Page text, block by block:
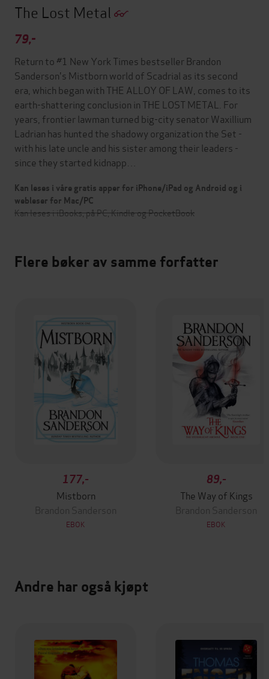
The Lost Metal
79,-
Return to #1 New York Times bestseller Brandon
Sanderson's Mistborn world of Scadrial as its second
era, which began with THE ALLOY OF LAW, comes to its
earth-shattering conclusion in THE LOST METAL. For
years, frontier lawman turned big-city senator Waxillium
Ladrian has hunted the shadowy organization the Set -
with his late uncle and his sister among their leaders -
since they started kidnapp…
Kan leses i våre gratis apper for iPhone/iPad og Android og i
webleser for Mac/PC
Kan leses i iBooks, på PC, Kindle og PocketBook
Flere bøker av samme forfatter
177,-
Mistborn
Brandon Sanderson
EBOK
89,-
The Way of Kings
Brandon Sanderson
EBOK
Andre har også kjøpt